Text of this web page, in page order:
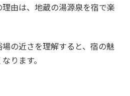
由は、地蔵の湯源泉を宿で楽
の近さを理解すると、宿の魅
ります。